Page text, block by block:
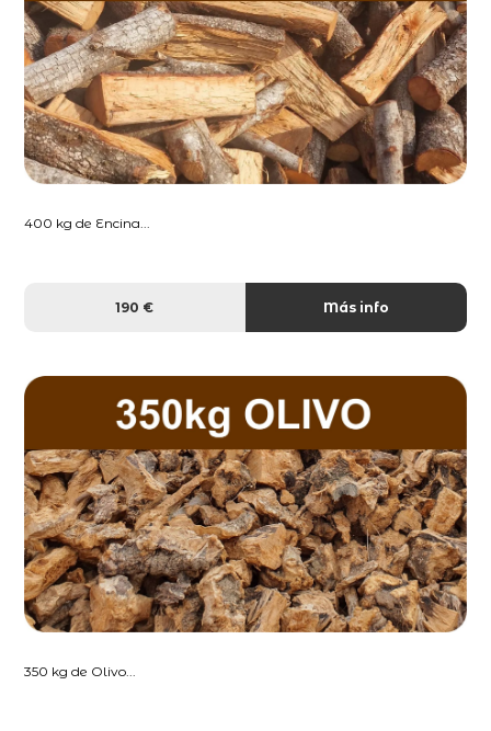
400 kg de Encina...
190 € Más info
350 kg de Olivo...